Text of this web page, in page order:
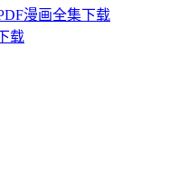
漫画全集下载
载